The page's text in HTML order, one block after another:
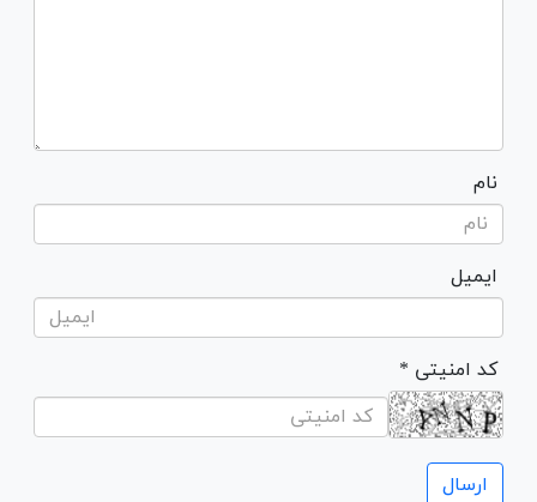
نام
ایمیل
* کد امنیتی